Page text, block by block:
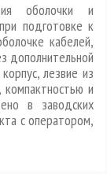
оболочки и
подготовке к
кабелей,
лезвие из
компактностью и
в заводских
с оператором,